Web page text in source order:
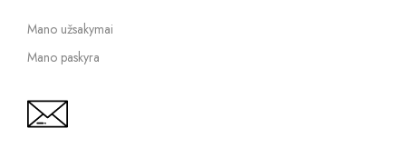
Mano užsakymai
Mano paskyra